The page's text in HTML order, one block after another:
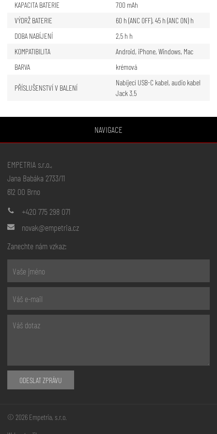
KAPACITA BATERIE
700 mAh
VÝDRŽ BATERIE
60 h (ANC OFF), 45 h (ANC ON) h
DOBA NABÍJENÍ
2,5 h h
KOMPATIBILITA
Android, iPhone, Windows, Mac
BARVA
krémová
PŘÍSLUŠENSTVÍ V BALENÍ
Nabíjecí USB-C kabel, audio kabel
Jack 3.5
NAVIGACE
EMPETRIA s.r.o.,
Jana Babáka 2733/11
612 00 Brno
+420 775 298 071
novak@empetria.cz
Zanechte nám vzkaz:
ODESLAT ZPRÁVU
© 2026 Empetria, s.r.o.